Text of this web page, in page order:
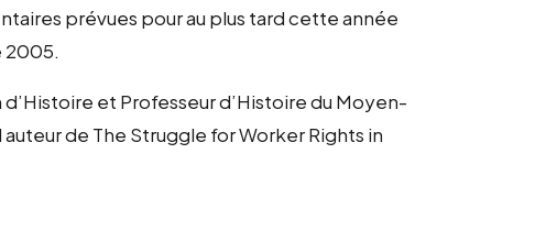
prévues pour au plus tard cette année
2005.
et Professeur d’Histoire du Moyen-
de The Struggle for Worker Rights in